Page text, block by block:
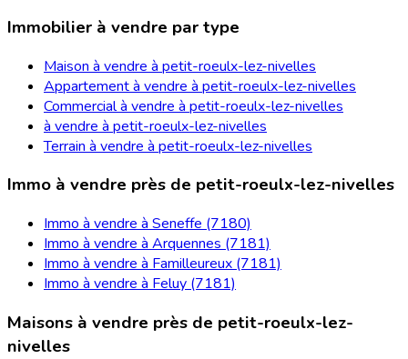
Immobilier à vendre par type
Maison à vendre à petit-roeulx-lez-nivelles
Appartement à vendre à petit-roeulx-lez-nivelles
Commercial à vendre à petit-roeulx-lez-nivelles
à vendre à petit-roeulx-lez-nivelles
Terrain à vendre à petit-roeulx-lez-nivelles
Immo à vendre près de petit-roeulx-lez-nivelles
Immo à vendre à Seneffe (7180)
Immo à vendre à Arquennes (7181)
Immo à vendre à Familleureux (7181)
Immo à vendre à Feluy (7181)
Maisons à vendre près de petit-roeulx-lez-
nivelles